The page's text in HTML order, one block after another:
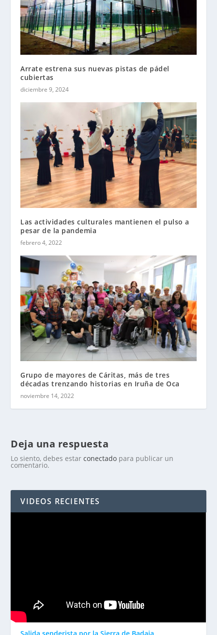
Arrate estrena sus nuevas pistas de pádel
cubiertas
diciembre 9, 2024
Las actividades culturales mantienen el pulso a
pesar de la pandemia
febrero 4, 2022
Grupo de mayores de Cáritas, más de tres
décadas trenzando historias en Iruña de Oca
noviembre 14, 2022
Deja una respuesta
Lo siento, debes estarconectado para publicar un
comentario.
VIDEOS RECIENTES